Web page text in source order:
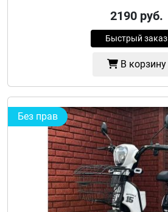
2190руб.
Быстрый заказ
В корзину
Без прав